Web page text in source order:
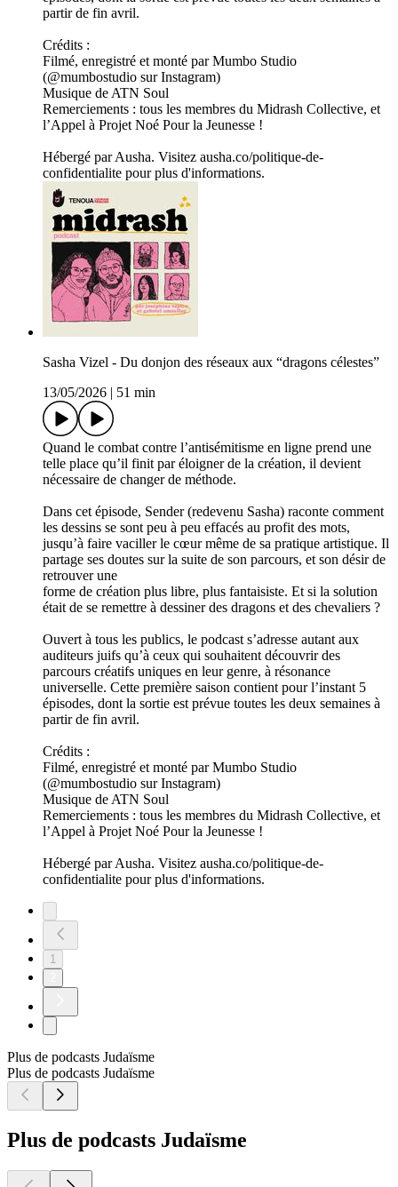
partir de fin avril.
Crédits :
Filmé, enregistré et monté par Mumbo Studio
(@mumbostudio sur Instagram)
Musique de ATN Soul
Remerciements : tous les membres du Midrash Collective, et
l’Appel à Projet Noé Pour la Jeunesse !
Hébergé par Ausha. Visitez ausha.co/politique-de-
confidentialite pour plus d'informations.
Sasha Vizel - Du donjon des réseaux aux “dragons célestes”
13/05/2026
51 min
Quand le combat contre l’antisémitisme en ligne prend une
telle place qu’il finit par éloigner de la création, il devient
nécessaire de changer de méthode.
Dans cet épisode, Sender (redevenu Sasha) raconte comment
les dessins se sont peu à peu effacés au profit des mots,
jusqu’à faire vaciller le cœur même de sa pratique artistique. Il
partage ses doutes sur la suite de son parcours, et son désir de
retrouver une
forme de création plus libre, plus fantaisiste. Et si la solution
était de se remettre à dessiner des dragons et des chevaliers ?
Ouvert à tous les publics, le podcast s’adresse autant aux
auditeurs juifs qu’à ceux qui souhaitent découvrir des
parcours créatifs uniques en leur genre, à résonance
universelle. Cette première saison contient pour l’instant 5
épisodes, dont la sortie est prévue toutes les deux semaines à
partir de fin avril.
Crédits :
Filmé, enregistré et monté par Mumbo Studio
(@mumbostudio sur Instagram)
Musique de ATN Soul
Remerciements : tous les membres du Midrash Collective, et
l’Appel à Projet Noé Pour la Jeunesse !
Hébergé par Ausha. Visitez ausha.co/politique-de-
confidentialite pour plus d'informations.
1
Plus de podcasts Judaïsme
Plus de podcasts Judaïsme
Plus de podcasts Judaïsme